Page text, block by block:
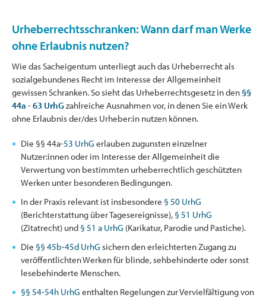
Urheberrechtsschranken: Wann darf man Werke
ohne Erlaubnis nutzen?
Wie das Sacheigentum unterliegt auch das Urheberrecht als
sozialgebundenes Recht im Interesse der Allgemeinheit
gewissen Schranken. So sieht das Urheberrechtsgesetz in den§§
44a -63 UrhGzahlreiche Ausnahmen vor, in denen Sie ein Werk
ohne Erlaubnis der/des Urheber:in nutzen können.
Die §§ 44a-53 UrhG erlauben zugunsten einzelner
Nutzer:innen oder im Interesse der Allgemeinheit die
Verwertung von bestimmten urheberrechtlich geschützten
Werken unter besonderen Bedingungen.
In der Praxis relevant ist insbesondere § 50 UrhG
(Berichterstattung über Tagesereignisse), § 51 UrhG
(Zitatrecht) und § 51 a UrhG (Karikatur, Parodie und Pastiche).
Die §§ 45b-45d UrhG sichern den erleichterten Zugang zu
veröffentlichten Werken für blinde, sehbehinderte oder sonst
lesebehinderte Menschen.
§§ 54-54h UrhG enthalten Regelungen zur Vervielfältigung von